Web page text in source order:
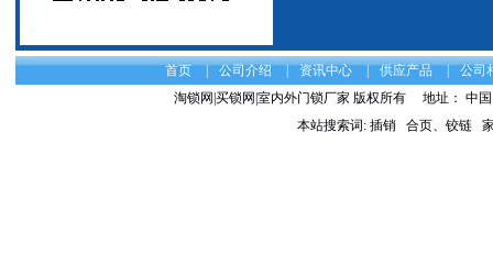
首页 公司介绍 资讯中心 供应产品
公司
淘锁网|买锁网|室内外门锁厂家 版权所有
地址： 中
本站搜索词: 插销 合页、铰链